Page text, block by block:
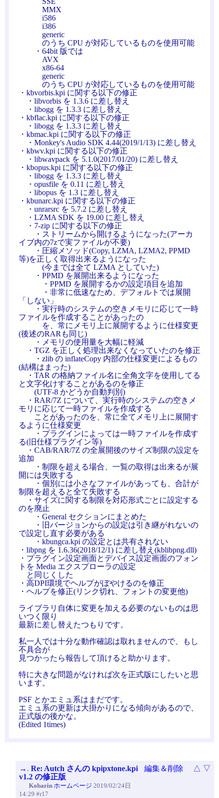
MMX
i586
i386
generic
のうち CPU が対応しているものを使用可能
・64bit 版では
AVX
x86-64
generic
のうち CPU が対応しているものを使用可能
・kbvorbis.kpi に関する以下の修正
・libvorbis を 1.3.6 に差し替え
・libogg を 1.3.3 に差し替え
・kbflac.kpi に関する以下の修正
・libogg を 1.3.3 に差し替え
・kbmac.kpi に関する以下の修正
・Monkey's Audio SDK 4.44(2019/1/13) に差し替え
・kbwv.kpi に関する以下の修正
・libwavpack を 5.1.0(2017/01/20) に差し替え
・kbopus.kpi に関する以下の修正
・libogg を 1.3.3 に差し替え
・opusfile を 0.11 に差し替え
・libopus を 1.3 に差し替え
・kbunarc.kpi に関する以下の修正
・unrarsrc を 5.7.2 に差し替え
・LZMA SDK を 19.00 に差し替え
・7-zip に関する以下の修正
・ストリームから開けるようになった(アーカ
イブ内の7zで実ファイルが不要)
・圧縮メソッド(Copy, LZMA, LZMA2, PPMD
等)を正しく取得出来るようになった
(今までは全て LZMA としていた)
・PPMD を展開出来るようになった
・PPMD を展開するかの設定項目を追加
・非常に低速なため、デフォルトでは展開
「しない」
・実行時のシステムの空きメモリに応じて一時
ファイルを作成することがあったの
を、常にメモリ上に展開するように仕様変更
(後述のRARも同じ)
・メモリの使用量を大幅に軽減
・TGZ を正しく処理出来なくなっていたのを修正
・zlib の inflateCopy 内部の仕様変更によるもの
(結構はまった)
・TAR の格納ファイル名に全角文字を使用してる
と文字化けすることがあるのを修正
(UTF-8 かどうか自動判別)
・RAR/7Z について、実行時のシステムの空きメ
モリに応じて一時ファイルを作成する
ことがあったのを、常に全てメモリ上に展開す
るように仕様変更
・プラグインによっては一時ファイルを作成す
る(旧仕様プラグイン等)
・CAB/RAR/7Z の全展開後のサイズ制限の設定を
追加
・制限を超える場合、一覧の取得は出来るが展
開には失敗する
・個別には小さなファイルがあっても、合計が
制限を超えると全て失敗する
・サイズに関する制限を対応形式ごとに設定する
のを廃止
・General セクションにまとめた
・旧バージョンからの設定は引き継がれないの
で設定し直す必要がある
・kbungca.kpi の設定とは共有されない
・libpng を 1.6.36(2018/12/1) に差し替え(kblibpng.dll)
・プラグイン設定画面とデバイス設定画面のフォン
トを Media エクスプローラの設定
と同じくした
・高DPI環境でヘルプがぼやけるのを修正
・ヘルプを修正(リンク切れ、フォントの変更他)
ライブラリ自体に変更を加える必要のないものは思
いつく限り
最新に差し替えたつもりです。
私一人では十分な動作確認は取れませんので、もし
不具合が
見つかったら報告して頂けると助かります。
特に大きな問題がなければ次を正式版にしたいと思
います。
PSF とかエミュ系はまだです。
エミュ系の更新は大掛かりになる傾向があるので、
正式版の後かな。
(Edited 1times)
→ . Re: Autch さんの kpipxtone.kpi
v1.2 の修正版
Kobarin ホームページ 2019/02/24日
14:29 #r17
編集＆削除 △ ▽